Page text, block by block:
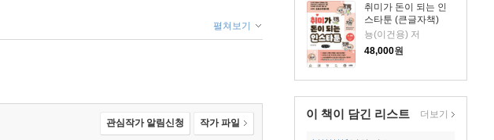
취미가 돈이 되는 인
스타툰 (큰글자책)
뇽(이건용) 저
48,000원
이 책이 담긴 리스트 더보기
펼쳐보기
관심작가 알림신청 작가 파일